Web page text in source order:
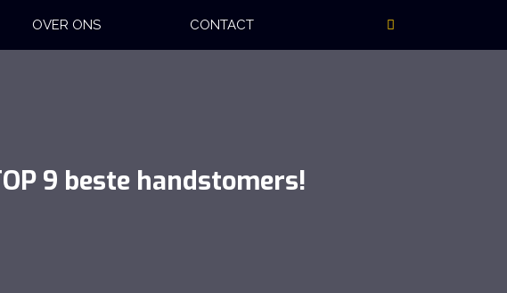
OVER ONS CONTACT
9 beste handstomers!